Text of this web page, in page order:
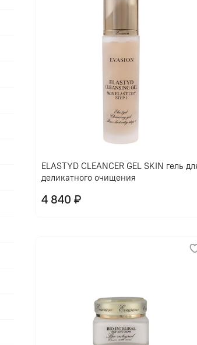
ELASTYD CLEANCER GEL SKIN гель
деликатного очищения
4 840 ₽